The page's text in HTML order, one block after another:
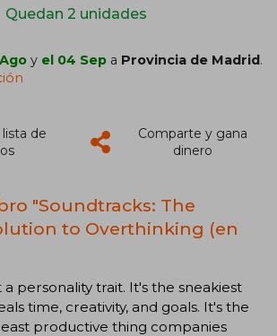
Quedan 2 unidades
y el 04 Sep a Provincia de Madrid.
de
Comparte y gana
dinero
"Soundtracks: The
to Overthinking (en
personality trait. It's the sneakiest
time, creativity, and goals. It's the
productive thing companies